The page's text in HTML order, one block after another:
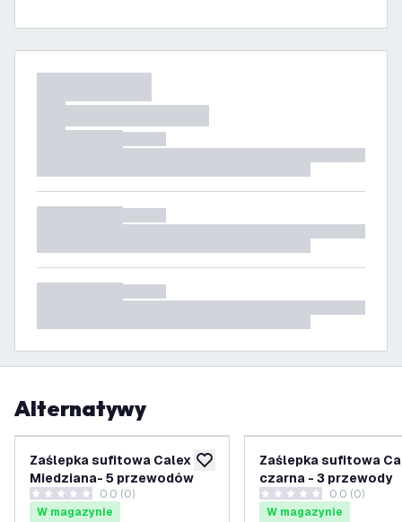
Alternatywy
dodaj do listy życzeń
Zaślepka sufitowa Calex
Miedziana- 5 przewodów
0 Gwiazdki oceny
0.0 (0)
W magazynie
Zaślepka sufitowa
czarna - 3 przewody
0 Gwiazdki oceny
0.0 (0)
W magazynie